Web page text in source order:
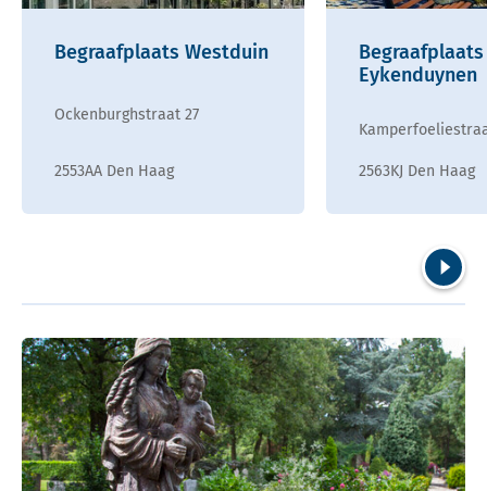
Begraafplaats Westduin
Ockenburghstraat 27
2553AA Den Haag
Eykenduynen
2563KJ Den Haag